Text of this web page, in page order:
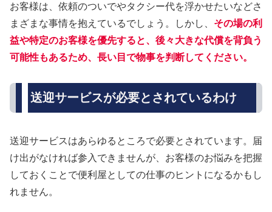
お客様は、依頼のついでやタクシー代を浮かせたいなどさ
まざまな事情を抱えているでしょう。しかし、 その場の利
益や特定のお客様を優先すると、後々大きな代償を背負う
可能性もあるため、長い目で物事を判断してください。
送迎サービスが必要とされているわけ
送迎サービスはあらゆるところで必要とされています。届
け出がなければ参入できませんが、お客様のお悩みを把握
しておくことで便利屋としての仕事のヒントになるかもし
れません。